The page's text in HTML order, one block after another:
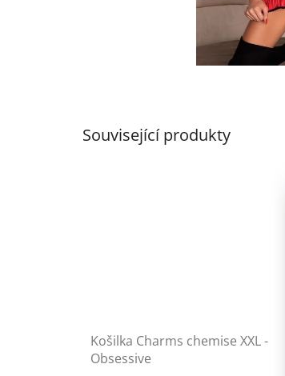
Související produkty
Košilka Charms chemise XXL -
Obsessive